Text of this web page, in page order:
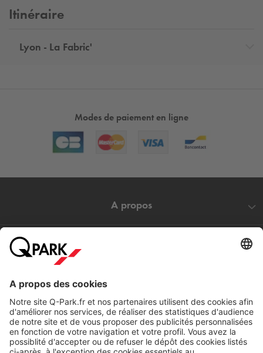
Itinéraire
Lyon - La Fabric'
Modes de paiement en ligne
A propos
Nos services